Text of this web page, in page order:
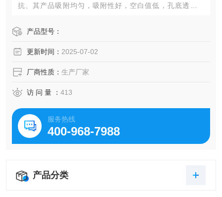
抗、其产品吸附均匀，吸附性好，空白值低，孔底透明度
纯化技术，保证产品均能现货供应和产品质量的稳定性。
产品型号：
更新时间： 2025-07-02
厂商性质： 生产厂家
访 问 量 ： 413
服务热线
400-968-7988
产品分类